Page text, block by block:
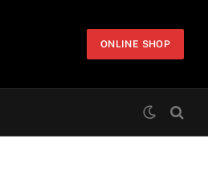
ONLINE SHOP